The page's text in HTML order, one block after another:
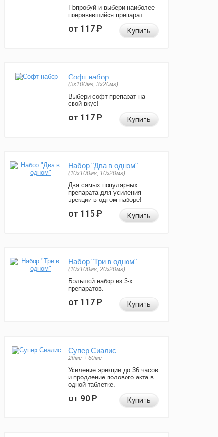
Попробуй и выбери наиболее
понравившийся препарат.
от 117Р Купить
Софт набор
(3x100мг, 3x20мг)
Выбери софт-препарат на
свой вкус!
от 117Р Купить
Набор "Два в одном"
(10x100мг, 10x20мг)
Два самых популярных
препарата для усиления
эрекции в одном наборе!
от 115Р Купить
Набор "Три в одном"
(10x100мг, 20x20мг)
Большой набор из 3-х
препаратов.
от 117Р Купить
Супер Сиалис
20мг + 60мг
Усиление эрекции до 36 часов
и продление полового акта в
одной таблетке.
от 90Р Купить